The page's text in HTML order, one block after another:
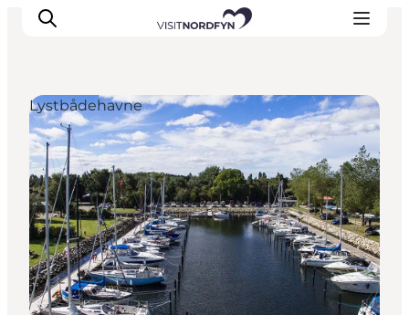
Oplev
Det sker
Spis og drik
Overnatning
Book oplevelser
For børn
Lystbådehavne